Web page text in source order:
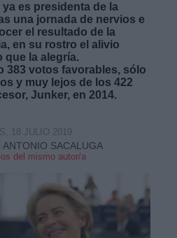
es presidenta de la
una jornada de nervios e
el resultado de la
en su rostro el alivio
que la alegría.
383 votos favorables, sólo
y muy lejos de los 422
Junker, en 2014.
ANTONIO SACALUGA
del mismo autor/a
18 JULIO 2019